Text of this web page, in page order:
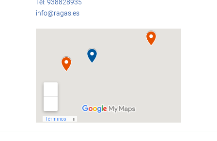
Tel: 938828935
info@ragas.es